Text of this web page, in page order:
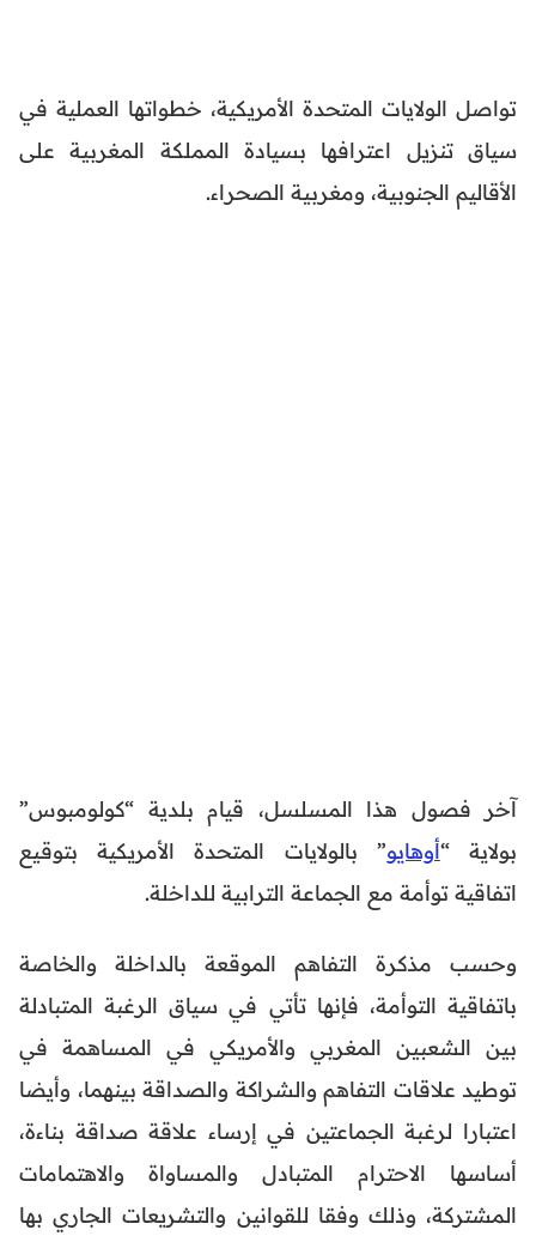
تواصل الولايات المتحدة الأمريكية، خطواتها العملية في
سياق تنزيل اعترافها بسيادة المملكة المغربية على
الأقاليم الجنوبية، ومغربية الصحراء.
آخر فصول هذا المسلسل، قيام بلدية “كولومبوس”
بولاية “أوهايو” بالولايات المتحدة الأمريكية بتوقيع
اتفاقية توأمة مع الجماعة الترابية للداخلة.
وحسب مذكرة التفاهم الموقعة بالداخلة والخاصة
باتفاقية التوأمة، فإنها تأتي في سياق الرغبة المتبادلة
بين الشعبين المغربي والأمريكي في المساهمة في
توطيد علاقات التفاهم والشراكة والصداقة بينهما، وأيضا
اعتبارا لرغبة الجماعتين في إرساء علاقة صداقة بناءة،
أساسها الاحترام المتبادل والمساواة والاهتمامات
المشتركة، وذلك وفقا للقوانين والتشريعات الجاري بها